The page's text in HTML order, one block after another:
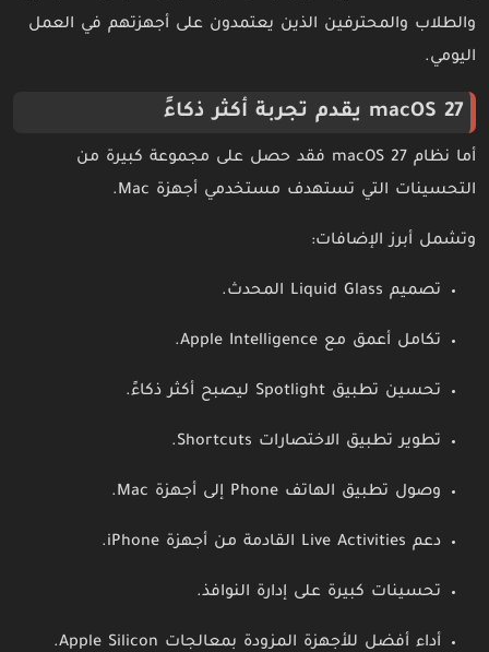
والطلاب والمحترفين الذين يعتمدون على أجهزتهم في العمل
اليومي.
macOS 27 يقدم تجربة أكثر ذكاءً
أما نظام macOS 27 فقد حصل على مجموعة كبيرة من
التحسينات التي تستهدف مستخدمي أجهزة Mac.
وتشمل أبرز الإضافات:
تصميم Liquid Glass المحدث.
تكامل أعمق مع Apple Intelligence.
تحسين تطبيق Spotlight ليصبح أكثر ذكاءً.
تطوير تطبيق الاختصارات Shortcuts.
وصول تطبيق الهاتف Phone إلى أجهزة Mac.
دعم Live Activities القادمة من أجهزة iPhone.
تحسينات كبيرة على إدارة النوافذ.
أداء أفضل للأجهزة المزودة بمعالجات Apple Silicon.